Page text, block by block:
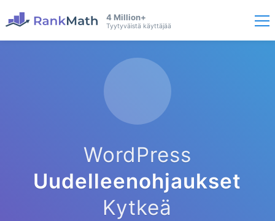
4 Million+
Tyytyväistä käyttäjää
WordPress
Uudelleenohjaukset
Kytkeä